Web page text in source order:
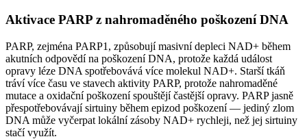
Aktivace PARP z nahromaděného poškození DNA
PARP, zejména PARP1, způsobují masivní depleci NAD+ během
akutních odpovědí na poškození DNA, protože každá událost
opravy léze DNA spotřebovává více molekul NAD+. Starší tkáň
tráví více času ve stavech aktivity PARP, protože nahromaděné
mutace a oxidační poškození spouštějí častější opravy. PARP jasně
přespotřebovávají sirtuiny během epizod poškození — jediný zlom
DNA může vyčerpat lokální zásoby NAD+ rychleji, než jej sirtuiny
stačí využít.